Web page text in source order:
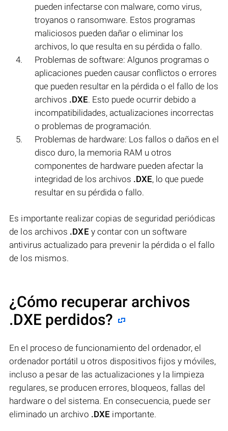
pueden infectarse con malware, como virus,
troyanos o ransomware. Estos programas
maliciosos pueden dañar o eliminar los
archivos, lo que resulta en su pérdida o fallo.
Problemas de software: Algunos programas o
aplicaciones pueden causar conflictos o errores
que pueden resultar en la pérdida o el fallo de los
archivos .DXE. Esto puede ocurrir debido a
incompatibilidades, actualizaciones incorrectas
o problemas de programación.
Problemas de hardware: Los fallos o daños en el
disco duro, la memoria RAM u otros
componentes de hardware pueden afectar la
integridad de los archivos .DXE, lo que puede
resultar en su pérdida o fallo.
Es importante realizar copias de seguridad periódicas
de los archivos .DXE y contar con un software
antivirus actualizado para prevenir la pérdida o el fallo
de los mismos.
¿Cómo recuperar archivos
.DXE perdidos?
En el proceso de funcionamiento del ordenador, el
ordenador portátil u otros dispositivos fijos y móviles,
incluso a pesar de las actualizaciones y la limpieza
regulares, se producen errores, bloqueos, fallas del
hardware o del sistema. En consecuencia, puede ser
eliminado un archivo .DXE importante.